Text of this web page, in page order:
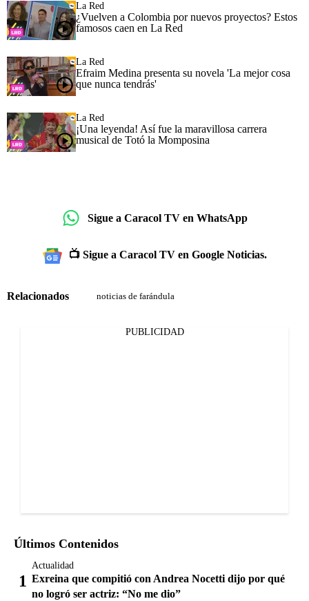
La Red
¿Vuelven a Colombia por nuevos proyectos? Estos
famosos caen en La Red
La Red
Efraim Medina presenta su novela 'La mejor cosa
que nunca tendrás'
La Red
¡Una leyenda! Así fue la maravillosa carrera
musical de Totó la Momposina
Sigue a Caracol TV en WhatsApp
📺 Sigue a Caracol TV en Google Noticias.
Relacionados noticias de farándula
PUBLICIDAD
Últimos Contenidos
Actualidad
Exreina que compitió con Andrea Nocetti dijo por qué
no logró ser actriz: “No me dio”